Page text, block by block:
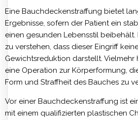
Eine Bauchdeckenstraffung bietet
Ergebnisse, sofern der Patient ein
einen gesunden Lebensstil
zu verstehen, dass dieser Eingriff
Gewichtsreduktion darstellt. Vielmehr
eine Operation zur Körperformung,
Form und Straffheit des Bauches zu
Vor einer Bauchdeckenstraffung ist
mit einem qualifizierten plastischen